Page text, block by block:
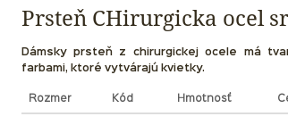
Prsteň CHirurgicka ocel
Dámsky prsteň z chirurgickej ocele má
farbami, ktoré vytvárajú kvietky.
Rozmer Kód Hmotnosť